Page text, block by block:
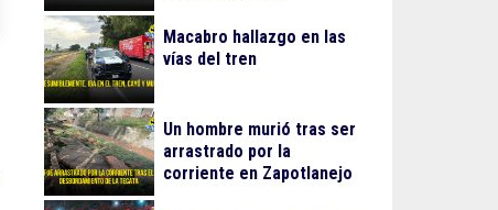
Macabro hallazgo en las
vías del tren
Un hombre murió tras ser
arrastrado por la
corriente en Zapotlanejo